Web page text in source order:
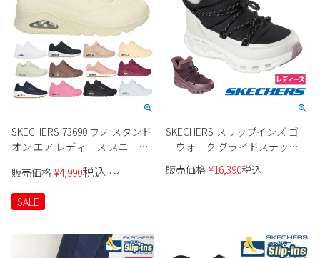
SKECHERS 73690 ウノ スタンド
オン エア レディース スニーカ
販売価格 ¥4,990税込 〜
SALE
SKECHERS スリップインズ ゴ
ーウォーク グライドステップ
2.0 ブート - ジェイド 撥水
144882 レディース
販売価格 ¥16,390税込